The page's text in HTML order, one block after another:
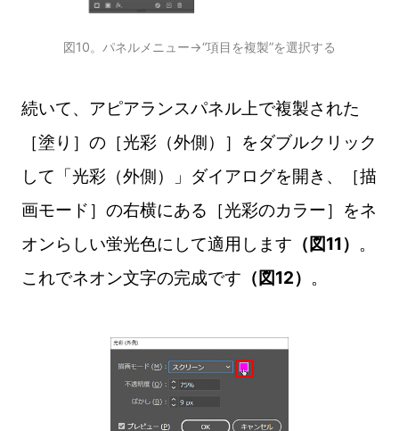
図10。パネルメニュー→“項目を複製”を選択する
続いて、アピアランスパネル上で複製された
［塗り］の［光彩（外側）］をダブルクリック
して「光彩（外側）」ダイアログを開き、［描
画モード］の右横にある［光彩のカラー］をネ
オンらしい蛍光色にして適用します （図11） 。
これでネオン文字の完成です （図12） 。